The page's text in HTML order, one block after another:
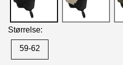
Størrelse:
59-62